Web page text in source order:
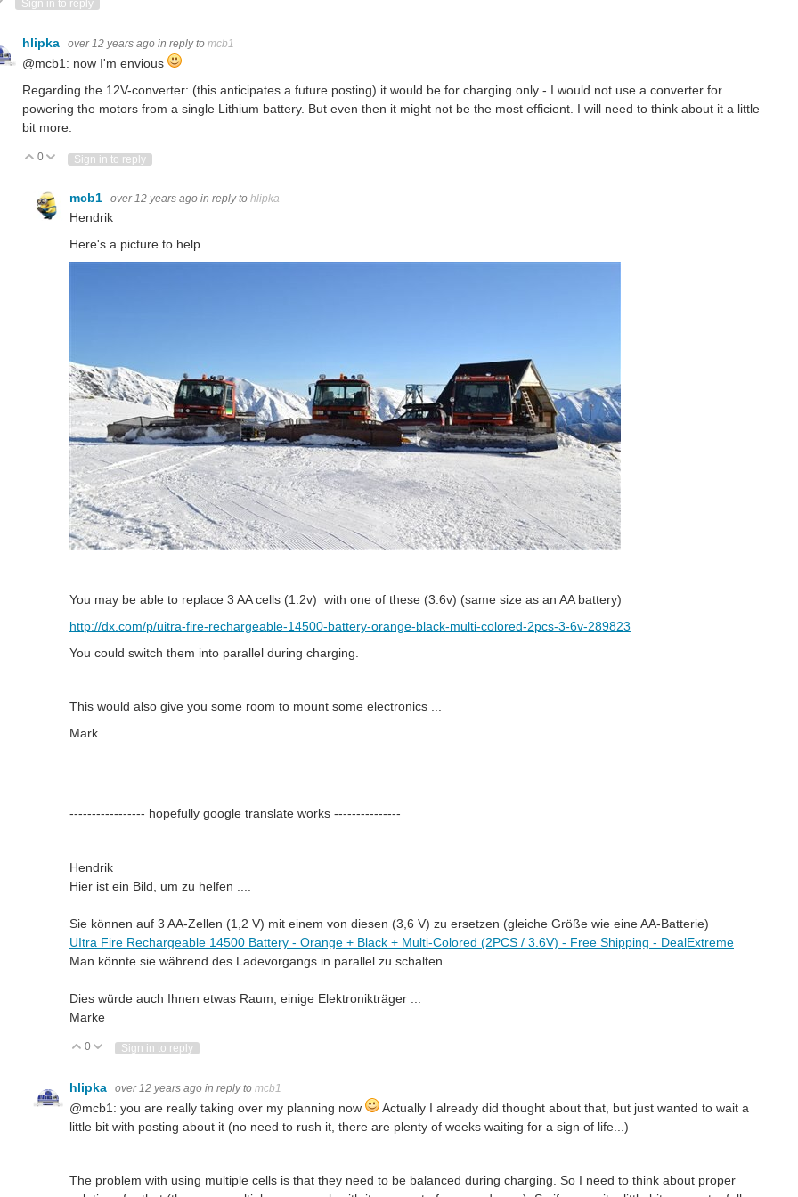
Up
Vote Down
Sign in to reply
hlipka over 12 years ago in reply to mcb1
@mcb1: now I'm envious
Regarding the 12V-converter: (this anticipates a future posting) it would be for charging only - I would not use a converter for
powering the motors from a single Lithium battery. But even then it might not be the most efficient. I will need to think about it a little
bit more.
Vote Up
0 Vote Down
Sign in to reply
mcb1 over 12 years ago in reply to hlipka
Hendrik
Here's a picture to help....
You may be able to replace 3 AA cells (1.2v) with one of these (3.6v) (same size as an AA battery)
http://dx.com/p/uitra-fire-rechargeable-14500-battery-orange-black-multi-colored-2pcs-3-6v-289823
You could switch them into parallel during charging.
This would also give you some room to mount some electronics ...
Mark
----------------- hopefully google translate works ---------------
Hendrik
Hier ist ein Bild , um zu helfen
Sie können auf 3 AA-Zellen (1,2 V) mit einem von diesen (3,6 V) zu ersetzen (gleiche Größe wie eineAA-Batterie)
UItra Fire Rechargeable 14500 Battery - Orange + Black + Multi-Colored (2PCS / 3.6V) - Free Shipping - DealExtreme
Man könnte sie während des Ladevorgangs in parallel zu schalten.
Dies würde auch Ihnen etwas Raum , einige Elektronikträger
Marke
Vote Up
0 Vote Down
Sign in to reply
hlipka over 12 years ago in reply to mcb1
@mcb1: you are really taking over my planning now
Actually I already did thought about that, but just wanted to wait a
little bit with posting about it (no need to rush it, there are plenty of weeks waiting for a sign of life...)
The problem with using multiple cells is that they need to be balanced during charging. So I need to think about proper